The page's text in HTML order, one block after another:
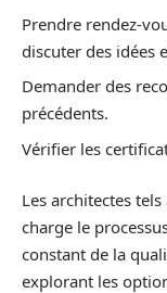
Prendre rendez-
discuter des idées
Demander des
précédents.
Vérifier les
Les architectes tels
charge le
constant de la
explorant les